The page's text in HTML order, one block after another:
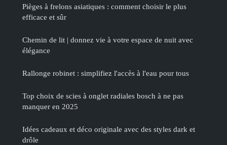
Pièges à frelons asiatiques : comment choisir le plus
efficace et sûr
Chemin de lit | donnez vie à votre espace de nuit avec
élégance
Rallonge robinet : simplifiez l'accès à l'eau pour tous
Top choix de scies à onglet radiales bosch à ne pas
manquer en 2025
Idées cadeaux et déco originale avec des styles dark et
drôle